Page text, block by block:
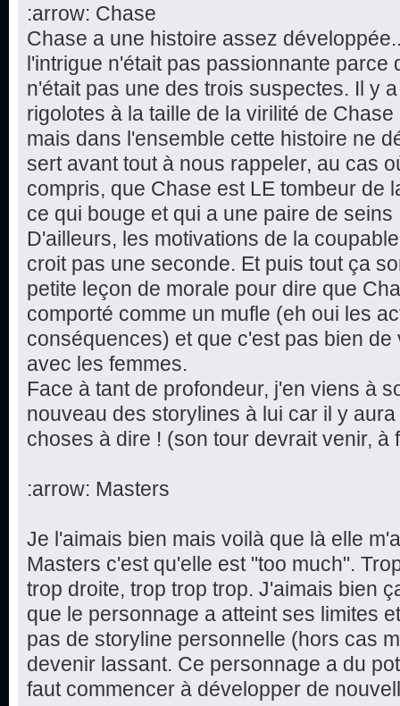
:arrow: Chase
Chase a une histoire assez
l'intrigue n'était pas passionnante parce
n'était pas une des trois suspectes. Il y
rigolotes à la taille de la virilité de
mais dans l'ensemble cette histoire ne
sert avant tout à nous rappeler, au cas
compris, que Chase est LE tombeur de
ce qui bouge et qui a une paire de seins
D'ailleurs, les motivations de la
croit pas une seconde. Et puis tout ça
petite leçon de morale pour dire que
comporté comme un mufle (eh oui les
conséquences) et que c'est pas bien
avec les femmes.
Face à tant de profondeur, j'en viens à
nouveau des storylines à lui car il y
choses à dire ! (son tour devrait venir, à
:arrow: Masters
Je l'aimais bien mais voilà que là elle
Masters c'est qu'elle est "too much".
trop droite, trop trop trop. J'aimais bien
que le personnage a atteint ses limites
pas de storyline personnelle (hors cas
devenir lassant. Ce personnage a du
faut commencer à développer de